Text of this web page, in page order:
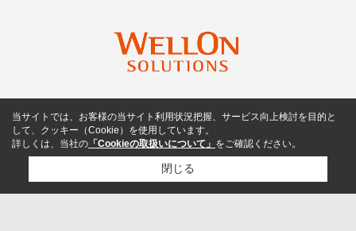
当サイトでは、お客様の当サイト利用状況把握、サービス向上検討を目的と
して、クッキー（Cookie）を使用しています。
詳しくは、当社の 「Cookieの取扱いについて」 をご確認ください。
閉じる